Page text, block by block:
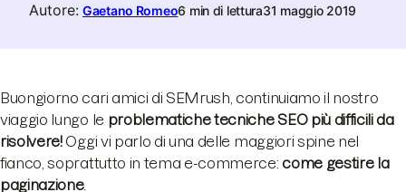
Autore: Gaetano Romeo6 min di lettura31 maggio 2019
Buongiorno cari amici di SEMrush, continuiamo il nostro
viaggio lungo le problematiche tecniche SEO più difficili da
risolvere!Oggi vi parlo di una delle maggiori spine nel
fianco, soprattutto in tema e-commerce: come gestire la
paginazione.